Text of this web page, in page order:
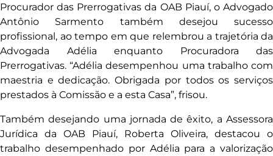
Procurador das Prerrogativas da OAB Piauí, o Advogado
Antônio Sarmento também desejou sucesso
profissional, ao tempo em que relembrou a trajetória da
Advogada Adélia enquanto Procuradora das
Prerrogativas. “Adélia desempenhou uma trabalho com
maestria e dedicação. Obrigada por todos os serviços
prestados à Comissão e a esta Casa”, frisou.
Também desejando uma jornada de êxito, a Assessora
Jurídica da OAB Piauí, Roberta Oliveira, destacou o
trabalho desempenhado por Adélia para a valorização